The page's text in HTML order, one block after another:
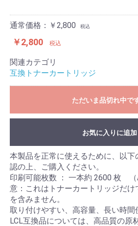
通常価格：￥2,800 税込
￥2,800 税込
関連カテゴリ
互換トナーカートリッジ
ただいま品切れ中で
お気に入りに追加
本製品を正常に使えるために、以下
認の上、ご購入ください。
印刷可能枚数 ： 一本約 2600 枚 （
意：これはトナーカートリッジだけ
を含みません。
取り付けやすい、高容量、長い時間
LCL互換品については、高品質の原